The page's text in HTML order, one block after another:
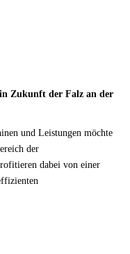
Zukunft der Falz an der
und Leistungen möchte
der
dabei von einer